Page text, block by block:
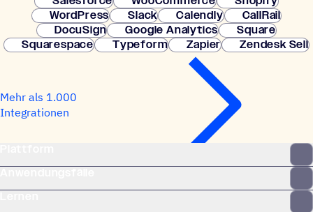
WordPress
Slack Calendly
CallRail
DocuSign
Google Analytics
Square
Squarespace
Typeform Zapier Zendesk Sell
Mehr als 1.000
Integrationen